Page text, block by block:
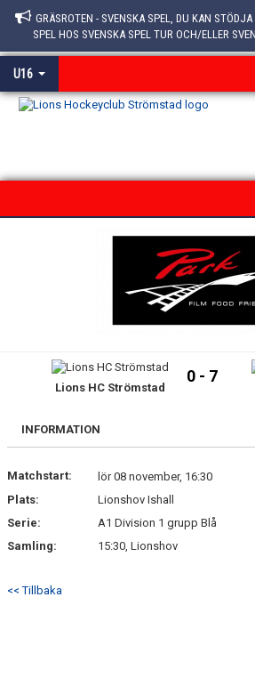
GRÄSROTEN - SVENSKA SPEL, DU KAN
SPEL HOS SVENSKA SPEL TUR OCH/ELLER
U16
TRUPPEN
BILDGALLERI
KONTAKT
Lions HC Strömstad
0 - 7
INFORMATION
Matchstart:
lör 08 november, 16:30
Plats:
Lionshov Ishall
Serie:
A1 Division 1 grupp Blå
Samling:
15:30, Lionshov
<< Tillbaka